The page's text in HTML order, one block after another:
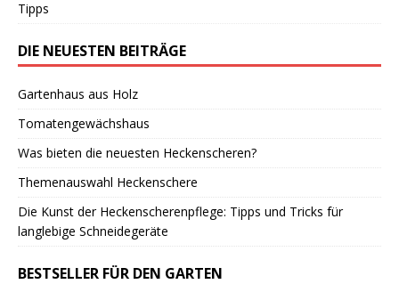
Tipps
DIE NEUESTEN BEITRÄGE
Gartenhaus aus Holz
Tomatengewächshaus
Was bieten die neuesten Heckenscheren?
Themenauswahl Heckenschere
Die Kunst der Heckenscherenpflege: Tipps und Tricks für
langlebige Schneidegeräte
BESTSELLER FÜR DEN GARTEN